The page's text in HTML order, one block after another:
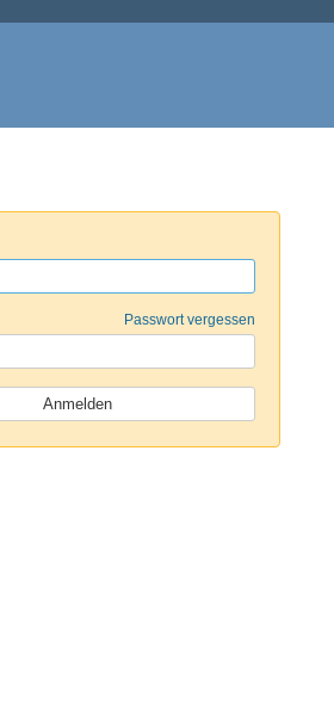
Passwort vergessen